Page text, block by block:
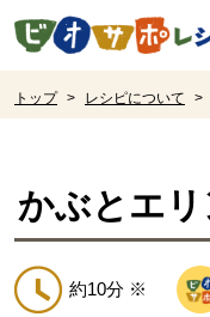
ページの先頭です。
トップ > レシピについて >
かぶとエ
約10分 ※